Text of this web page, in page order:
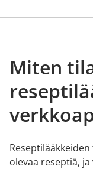
Miten
olevaa reseptiä,